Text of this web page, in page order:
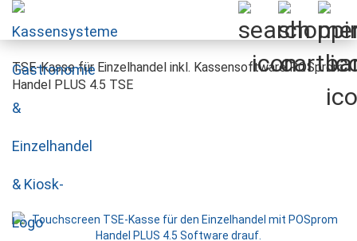
TSE-Kasse für Einzelhandel inkl. Kassensoftware POSprom
Handel PLUS 4.5 TSE